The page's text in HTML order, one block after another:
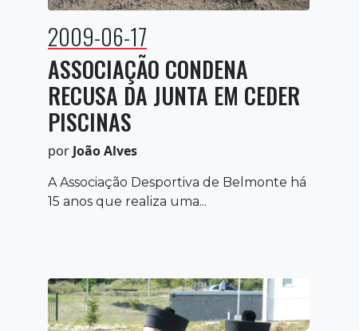
2009-06-17
ASSOCIAÇÃO CONDENA
RECUSA DA JUNTA EM CEDER
PISCINAS
por João Alves
A Associação Desportiva de Belmonte há
15 anos que realiza uma...